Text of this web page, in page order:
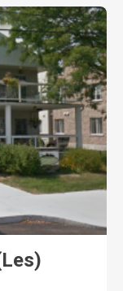
un
attention et
de vie
notre
nous, c’est
choisi de faire
partout au